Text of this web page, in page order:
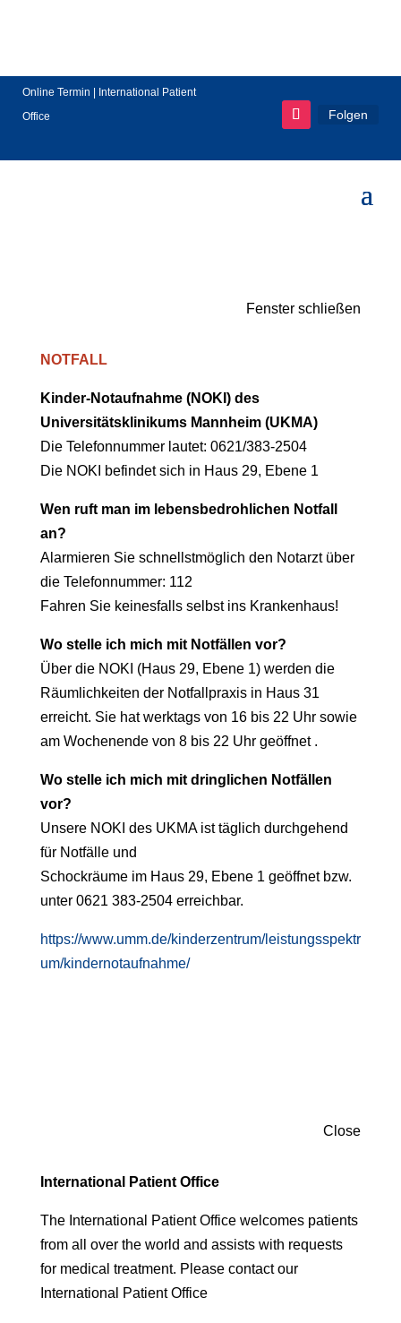
Online Termin
International Patient
Office
Folgen
Fenster schließen
NOTFALL
Kinder-Notaufnahme (NOKI) des
Universitätsklinikums Mannheim (UKMA)
Die Telefonnummer lautet: 0621/383-2504
Die NOKI befindet sich in Haus 29, Ebene 1
Wen ruft man im lebensbedrohlichen Notfall
an?
Alarmieren Sie schnellstmöglich den Notarzt über
die Telefonnummer: 112
Fahren Sie keinesfalls selbst ins Krankenhaus!
Wo stelle ich mich mit Notfällen vor?
Über die NOKI (Haus 29, Ebene 1) werden die
Räumlichkeiten der Notfallpraxis in Haus 31
erreicht. Sie hat werktags von 16 bis 22 Uhr sowie
am Wochenende von 8 bis 22 Uhr geöffnet .
Wo stelle ich mich mit dringlichen Notfällen
vor?
Unsere NOKI des UKMA ist täglich durchgehend
für Notfälle und
Schockräume im Haus 29, Ebene 1 geöffnet bzw.
unter 0621 383-2504 erreichbar.
https://www.umm.de/kinderzentrum/leistungsspektr
um/kindernotaufnahme/
Close
International Patient Office
The International Patient Office welcomes patients
from all over the world and assists with requests
for medical treatment. Please contact our
International Patient Office